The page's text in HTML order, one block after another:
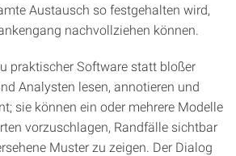
Austausch so festgehalten wird,
nachvollziehen können.
praktischer Software statt bloßer
Analysten lesen, annotieren und
sie können ein oder mehrere Modelle
vorzuschlagen, Randfälle sichtbar
Muster zu zeigen. Der Dialog